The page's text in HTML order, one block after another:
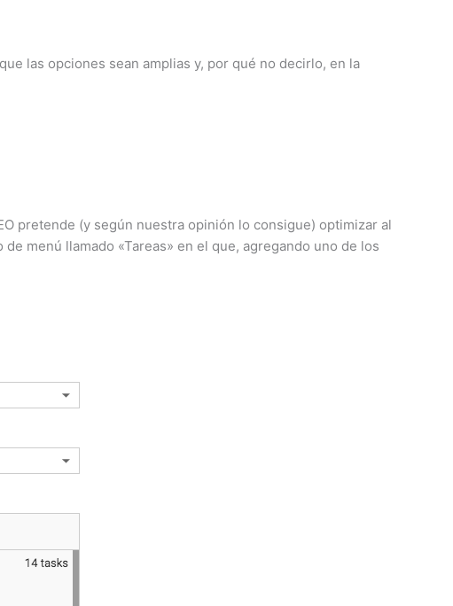
las opciones sean amplias y, por qué no decirlo, en la
pretende (y según nuestra opinión lo consigue) optimizar al
menú llamado «Tareas» en el que, agregando uno de los